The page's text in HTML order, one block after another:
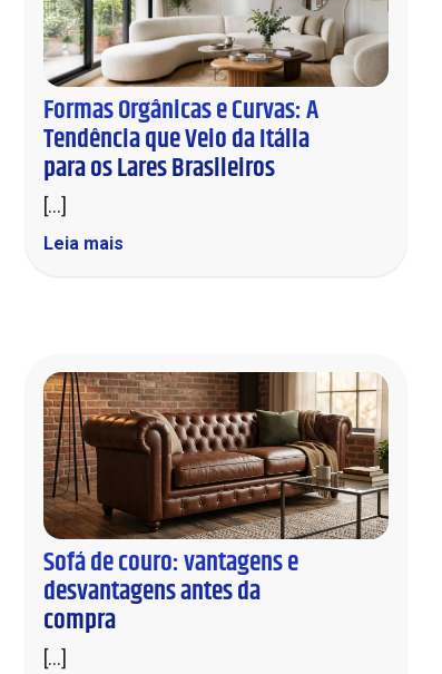
Formas Orgânicas e Curvas: A
Tendência que Veio da Itália
para os Lares Brasileiros
[...]
Leia mais
Sofá de couro: vantagens e
desvantagens antes da
compra
[...]